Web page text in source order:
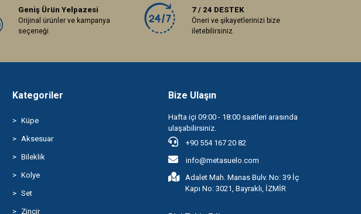
Geniş Ürün Yelpazesi
Orijinal ürünler ve kampanya
seçeneği
7 / 24 DESTEK
Öneri ve şikayetlerinizi bize
iletebilirsiniz.
Kategoriler
Küpe
Aksesuar
Bileklik
Kolye
Set
Zincir
Bize Ulaşın
Hafta içi 09:00 - 18:00 saatleri arasında
ulaşabilirsiniz.
+90 554 167 20 82
info@metasuelo.com
Adalet Mah. Manas Bulv. No: 39 İç
Kapı No: 3021, Bayraklı, İZMİR